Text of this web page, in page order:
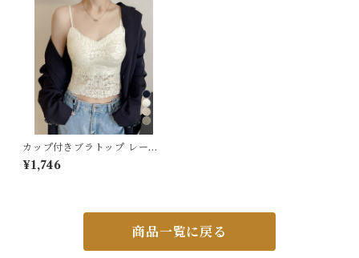
カーディガン
パンプス・サンダル
ワンピース・セットアップ
カップ付きブラトップ レース
キャミソール
¥1,746
商品一覧に戻る